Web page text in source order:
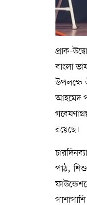
প্রাক-
বাংলা
উপলক্ষে
আহমেদ
রয়েছে।
পাঠ,